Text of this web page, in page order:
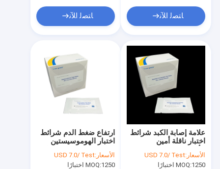
ﺎﺘﺼﻟ ﺍﻶﻧ ﺎﺘﺼﻟ ﺍﻶﻧ
ارتفاع ضغط الدم شرائط
اختبار الهوموسيستين
الطريقة الكيميائية الجافة
الأسعار:USD 7.0/ Test
MOQ:1250 اختبارًا
علامة إصابة الكبد شرائط
اختبار ناقلة أمين
الأسبارتات بالطريقة
الكيميائية الجافة
الأسعار:USD 7.0/ Test
MOQ:1250 اختبارًا